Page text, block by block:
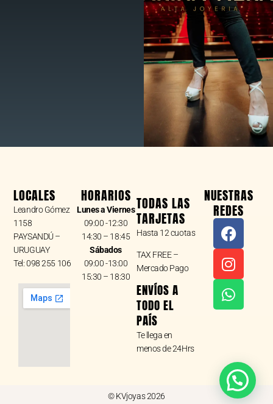
LOCALES
Leandro Gómez
1158
PAYSANDÚ –
URUGUAY
Tel: 098 255 106
HORARIOS
Lunes a Viernes
09:00 -12:30
14:30 – 18:45
Sábados
09:00 -13:00
15:30 – 18:30
TODAS LAS
TARJETAS
Hasta 12 cuotas
TAX FREE –
Mercado Pago
ENVÍOS A
TODO EL
PAÍS
Te llega en
menos de 24Hrs
NUESTRAS
REDES
F
a
c
e
b
o
I
n
s
t
a
g
W
h
a
t
s
a
© KVjoyas 2026